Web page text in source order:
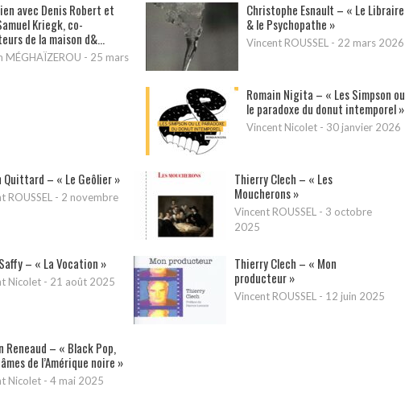
avec Denis Robert et
Kriegk, co-
de la maison d&...
MÉGHAÏZEROU - 25 mars
Christophe Esnault – « Le Libraire
& le Psychopathe »
Vincent ROUSSEL - 22 mars 2026
Romain Nigita – « Les Simpson ou
le paradoxe du donut intemporel »
Vincent Nicolet- 30 janvier 2026
Quittard – « Le Geôlier »
ROUSSEL - 2 novembre
Thierry Clech – « Les
Moucherons »
Vincent ROUSSEL - 3 octobre
2025
– « La Vocation »
Nicolet - 21 août 2025
Thierry Clech – « Mon
producteur »
Vincent ROUSSEL - 12 juin 2025
Reneaud – « Black Pop,
de l’Amérique noire »
Nicolet - 4 mai 2025